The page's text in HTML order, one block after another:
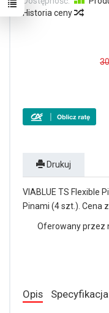
Historia ceny
Drukuj
VIABLUE TS Flexible
Pinami (4 szt.). Cena
Oferowany przez
Opis